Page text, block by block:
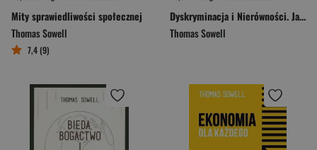
Mity sprawiedliwości społecznej
Thomas Sowell
7,4 (9)
Dyskryminacja i Nierówności. Jak przywileje niszczą społeczeństwo?
Thomas Sowell